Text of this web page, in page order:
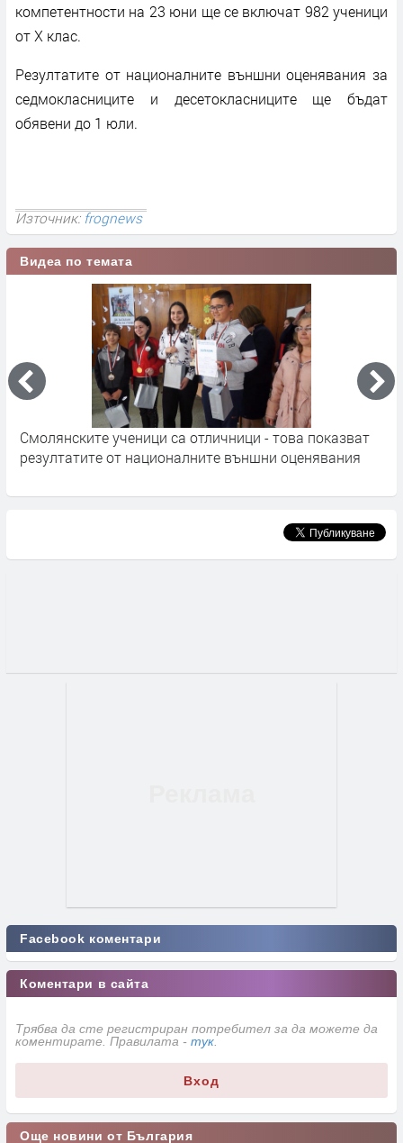
компетентности на 23 юни ще се включат 982 ученици
от X клас.
Резултатите от националните външни оценявания за
седмокласниците и десетокласниците ще бъдат
обявени до 1 юли.
Източник:frognews
Видеа по темата
Смолянските ученици са отличници - това показват
резултатите от националните външни оценявания
Facebook коментари
Коментари в сайта
Трябва да сте регистриран потребител за да можете да
коментирате. Правилата - тук
Вход
Още новини от България